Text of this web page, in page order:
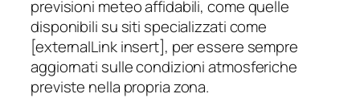
previsioni meteo affidabili, come quelle
disponibili su siti specializzati come
[externalLink insert], per essere sempre
aggiornati sulle condizioni atmosferiche
previste nella propria zona.